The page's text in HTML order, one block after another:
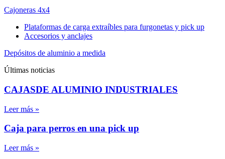
Cajoneras 4x4
Plataformas de carga extraíbles para furgonetas y pick up
Accesorios y anclajes
Depósitos de aluminio a medida
Últimas noticias
CAJASDE ALUMINIO INDUSTRIALES
Leer más »
Caja para perros en una pick up
Leer más »